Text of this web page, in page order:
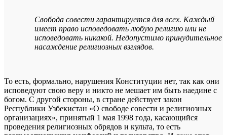
Свобода совести гарантируется для всех. Каждый
имеет право исповедовать любую религию или не
исповедовать никакой. Недопустимо принудительное
насаждение религиозных взглядов.
То есть, формально, нарушения Конституции нет, так как они
исповедуют свою веру и никто не мешает им быть наедине с
богом. С другой стороны, в стране действует закон
Республики Узбекистан «О свободе совести и религиозных
организациях», принятый 1 мая 1998 года, касающийся
проведения религиозных обрядов и культа, то есть